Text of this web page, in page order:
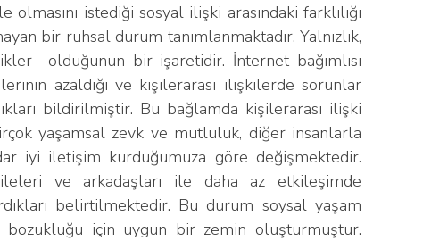
istediği sosyal ilişki arasındaki farklılığı
bir ruhsal durum tanımlanmaktadır. Yalnızlık,
olduğunun bir işaretidir. İnternet bağımlısı
azaldığı ve kişilerarası ilişkilerde sorunlar
bildirilmiştir. Bu bağlamda kişilerarası ilişki
yaşamsal zevk ve mutluluk, diğer insanlarla
iyi iletişim kurduğumuza göre değişmektedir.
ve arkadaşları ile daha az etkileşimde
belirtilmektedir. Bu durum soysal yaşam
bozukluğu için uygun bir zemin oluşturmuştur.